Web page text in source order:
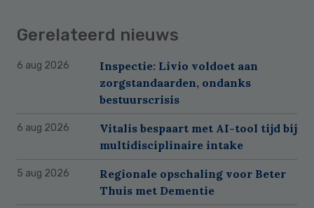
Gerelateerd nieuws
6 aug 2026
Inspectie: Livio voldoet aan
zorgstandaarden, ondanks
bestuurscrisis
6 aug 2026
Vitalis bespaart met AI-tool tijd bij
multidisciplinaire intake
5 aug 2026
Regionale opschaling voor Beter
Thuis met Dementie